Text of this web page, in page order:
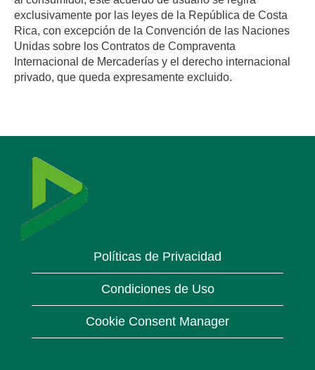
exclusivamente por las leyes de la República de Costa
Rica, con excepción de la Convención de las Naciones
Unidas sobre los Contratos de Compraventa
Internacional de Mercaderías y el derecho internacional
privado, que queda expresamente excluido.
Políticas de Privacidad
Condiciones de Uso
Cookie Consent Manager